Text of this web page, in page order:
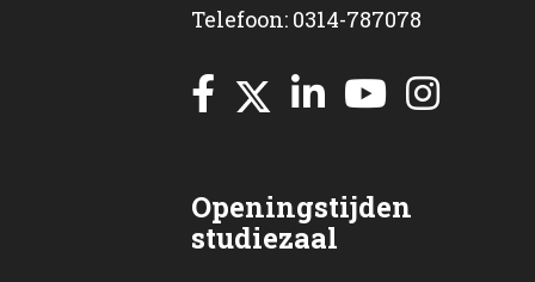
Telefoon: 0314-787078
Openingstijden
studiezaal